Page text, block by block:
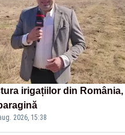
irigațiilor din România,
2026, 15:38